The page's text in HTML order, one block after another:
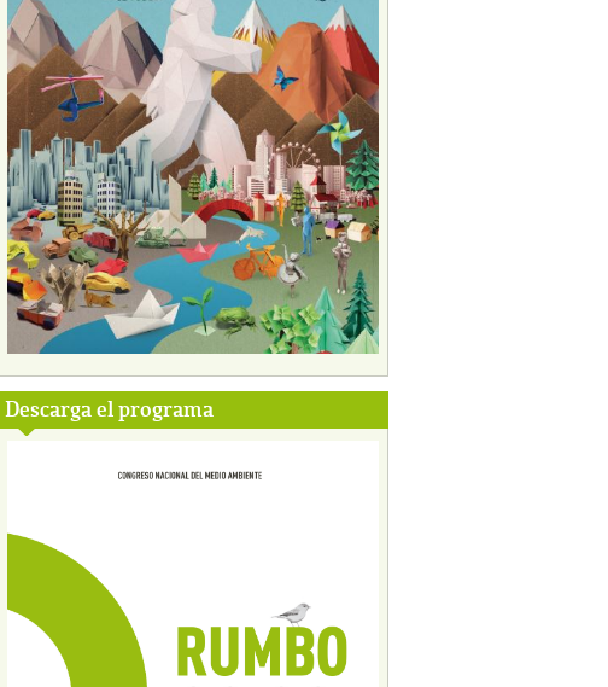
Descarga el programa